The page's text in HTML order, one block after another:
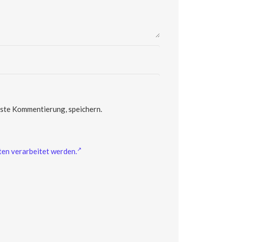
Kommentierung, speichern.
verarbeitet werden.